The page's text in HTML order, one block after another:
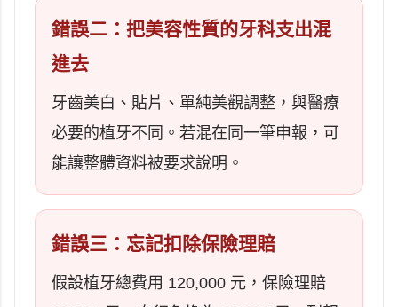
錯誤二：把美容性質的牙科支出混
進去
牙齒美白、貼片、單純美觀調整，與醫療
必要的植牙不同。若混在同一筆申報，可
能讓整體資料被要求說明。
錯誤三：忘記扣除保險理賠
假設植牙總費用 120,000 元，保險理賠